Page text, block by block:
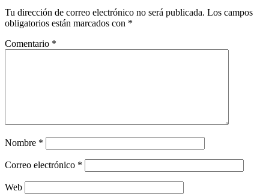
Tu dirección de correo electrónico no será publicada. Los campos
obligatorios están marcados con *
Comentario *
Nombre *
Correo electrónico *
Web